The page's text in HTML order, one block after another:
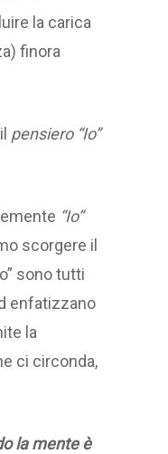
la carica
finora
pensiero “Io”
“Io”
scorgere il
sono tutti
enfatizzano
la
ci circonda,
la mente è